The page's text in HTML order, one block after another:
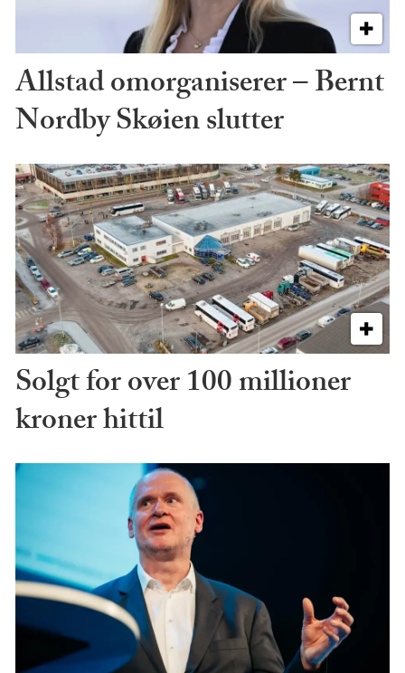
Allstad omorganiserer – Bernt
Nordby Skøien slutter
Solgt for over 100 millioner
kroner hittil